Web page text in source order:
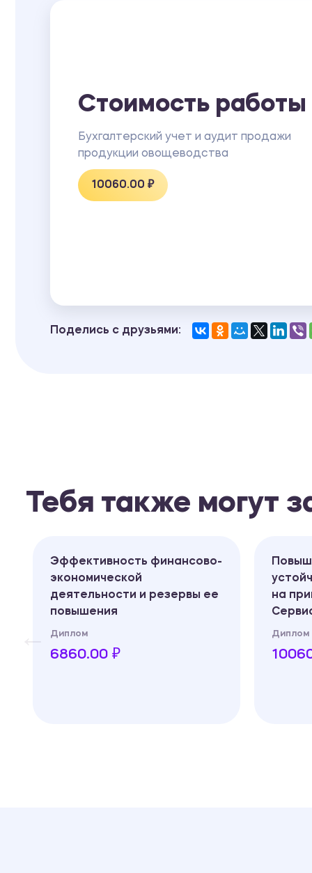
Стоимость работы
Бухгалтерский учет и аудит продажи
продукции овощеводства
10060.00 ₽
Поделись с друзьями:
Тебя также могут
Эффективность финансово-
экономической
деятельности и резервы ее
повышения
Диплом
6860.00 ₽
на
Диплом